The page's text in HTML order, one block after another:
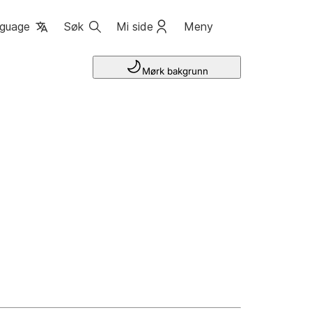
Søk Mi side Meny
Mørk bakgrunn